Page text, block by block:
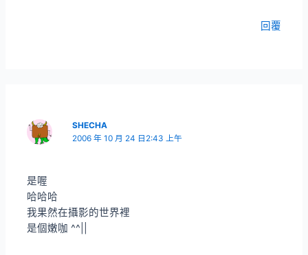
回覆
SHECHA
2006 年 10 月 24 日2:43 上午
是喔
哈哈哈
我果然在攝影的世界裡
是個嫩咖 ^^||